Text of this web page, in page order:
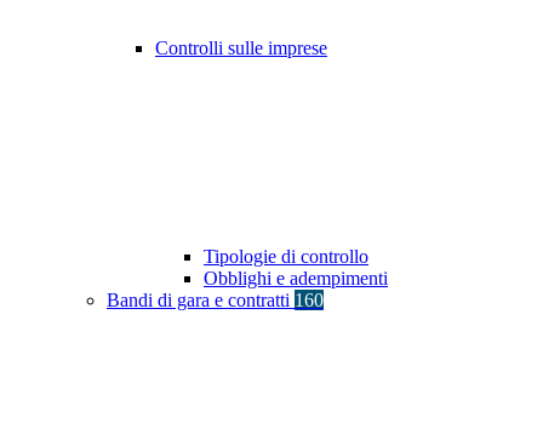
Controlli sulle imprese
Tipologie di controllo
Obblighi e adempimenti
Bandi di gara e contratti 160